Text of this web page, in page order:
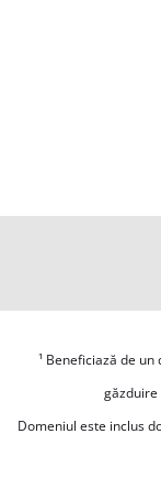
¹ Beneficiază de
găzduire
Domeniul este inclus